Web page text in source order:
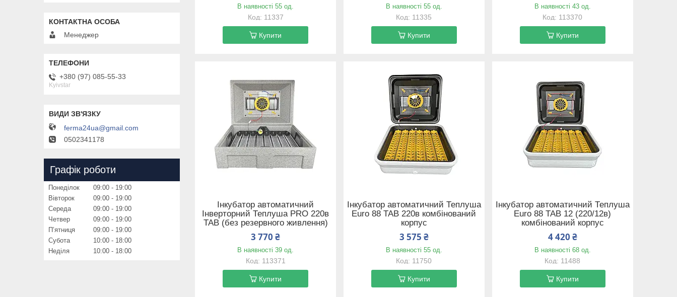
В наявності 55 од.
11337
Купити
В наявності 55 од.
11335
Купити
В наявності 43 од.
113370
Купити
Інкубатор автоматичний
Інверторний Теплуша PRO 220в
ТАВ (без резервного живлення)
3 770 ₴
В наявності 39 од.
113371
Купити
Інкубатор автоматичний Теплуша
Euro 88 ТАВ 220в комбінований
корпус
3 575 ₴
В наявності 55 од.
11750
Купити
Інкубатор автоматичний Теплуша
Euro 88 ТАВ 12 (220/12в)
комбінований корпус
4 420 ₴
В наявності 68 од.
11488
Купити
Менеджер
+380 (97) 085-55-33
Kyivstar
ferma24ua@gmail.com
0502341178
Графік роботи
Понеділок 09:00
19:00
Вівторок
09:00
19:00
Середа
09:00
19:00
Четвер
09:00
19:00
Пʼятниця
09:00
19:00
Субота
10:00
18:00
Неділя
10:00 18:00